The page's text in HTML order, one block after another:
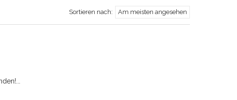
Sortieren nach: Am meisten angesehen